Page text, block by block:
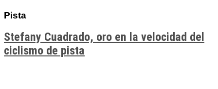
Pista
Stefany Cuadrado, oro en la velocidad del
ciclismo de pista